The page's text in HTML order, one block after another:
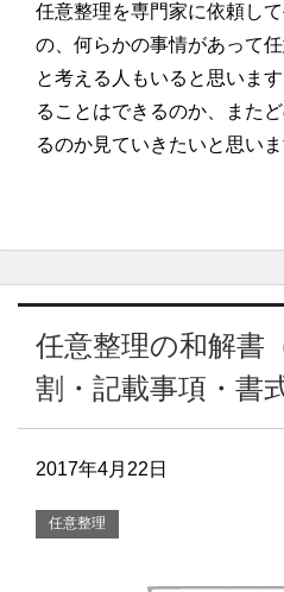
任意整理を専門家に依頼し
の、何らかの事情があって
と考える人もいると思いま
ることはできるのか、また
るのか見ていきたいと思いま
任意整理の和解書
割・記載事項・書
2017年4月22日
任意整理